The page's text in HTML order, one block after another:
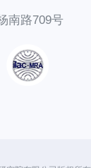
南路709号